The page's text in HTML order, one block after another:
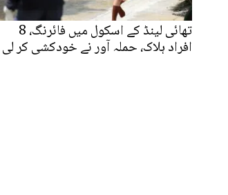
تھائی لینڈ کے اسکول میں فائرنگ، 8
افراد ہلاک، حملہ آور نے خودکشی کر لی